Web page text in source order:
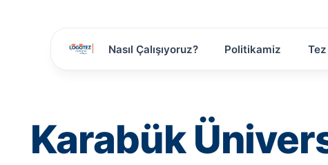
Nasıl Çalışıyoruz? Politikamiz Tez
Karabük